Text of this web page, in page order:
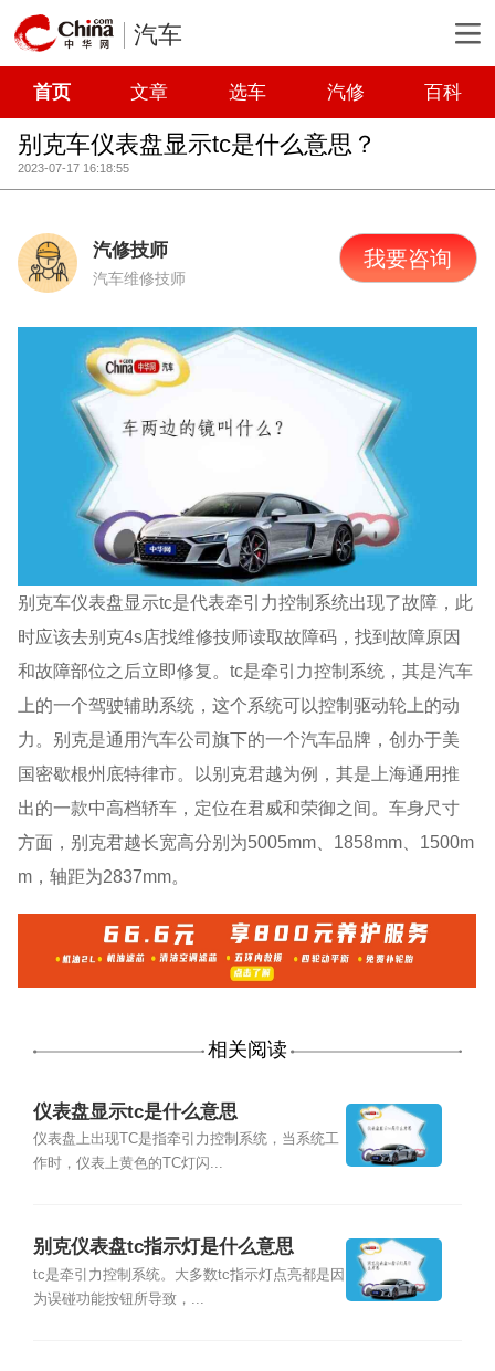
汽车
首页 文章 选车 汽修 百科
别克车仪表盘显示tc是什么意思？
2023-07-17 16:18:55
汽修技师
汽车维修技师
我要咨询
别克车仪表盘显示tc是代表牵引力控制系统出现了故障，此
时应该去别克4s店找维修技师读取故障码，找到故障原因
和故障部位之后立即修复。tc是牵引力控制系统，其是汽车
上的一个驾驶辅助系统，这个系统可以控制驱动轮上的动
力。别克是通用汽车公司旗下的一个汽车品牌，创办于美
国密歇根州底特律市。以别克君越为例，其是上海通用推
出的一款中高档轿车，定位在君威和荣御之间。车身尺寸
方面，别克君越长宽高分别为5005mm、1858mm、1500m
m，轴距为2837mm。
相关阅读
仪表盘显示tc是什么意思
仪表盘上出现TC是指牵引力控制系统，当系统工
作时，仪表上黄色的TC灯闪...
别克仪表盘tc指示灯是什么意思
tc是牵引力控制系统。大多数tc指示灯点亮都是因
为误碰功能按钮所导致，...